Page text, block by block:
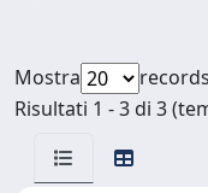
Mostra
records
Risultati 1 - 3 di 3